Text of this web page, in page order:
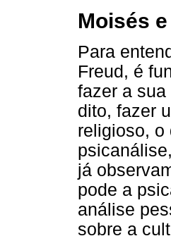
Moisés
Para
Freud, é
fazer a
dito, fazer
religioso, o
já
pode a
análise
sobre a